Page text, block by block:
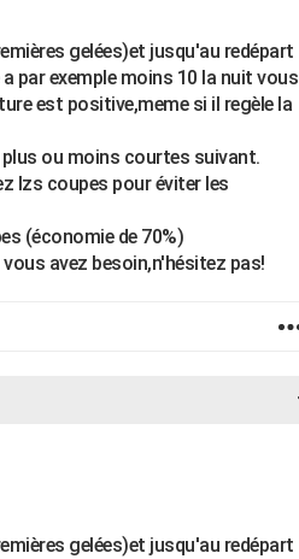
gelées)et jusqu'au redépart
par exemple moins 10 la nuit vous
est positive,meme si il regèle la
ou moins courtes suivant.
lzs coupes pour éviter les
(économie de 70%)
avez besoin,n'hésitez pas!
gelées)et jusqu'au redépart